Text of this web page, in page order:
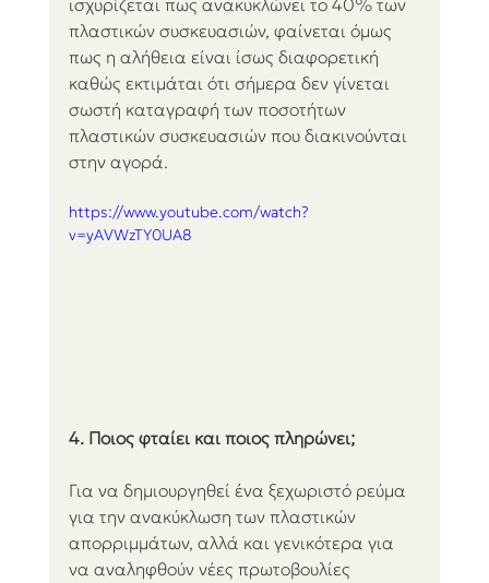
πλαστικών συσκευασιών, φαίνεται όμως
πως η αλήθεια είναι ίσως διαφορετική
καθώς εκτιμάται ότι σήμερα δεν γίνεται
σωστή καταγραφή των ποσοτήτων
πλαστικών συσκευασιών που διακινούνται
στην αγορά.
https://www.youtube.com/watch?
v=yAVWzTY0UA8
4. Ποιος φταίει και ποιος πληρώνει;
Για να δημιουργηθεί ένα ξεχωριστό ρεύμα
για την ανακύκλωση των πλαστικών
απορριμμάτων, αλλά και γενικότερα για
να αναληφθούν νέες πρωτοβουλίες